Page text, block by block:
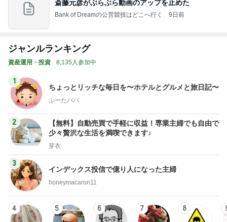
斎藤元彦がぶらぶら動画のアップを止めた
Bank of Dreamの公営競技はどこへ行く 9日前
ジャンルランキング
資産運用・投資 8,135人参加中
1
ちょっとリッチな毎日を〜ホテルとグルメと旅日記〜
ぷーたパパ
2
【無料】自動売買で手軽に収益！専業主婦でも自由で
少々贅沢な生活を満喫できます♪
芽衣
3
インデックス投信で億り人になった主婦
honeymacaron11
4 5 6 7 8